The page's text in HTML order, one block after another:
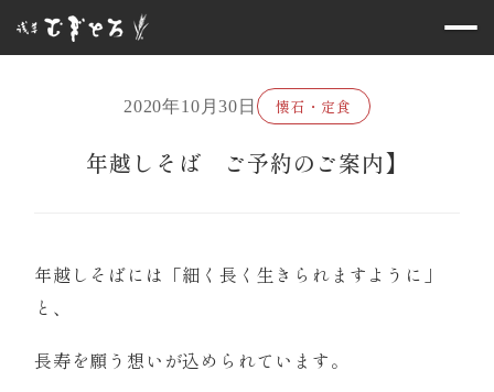
2020年10月30日 懐石・定食
年越しそば ご予約のご案内】
年越しそばには「細く長く生きられますように」
と、
長寿を願う想いが込められています。